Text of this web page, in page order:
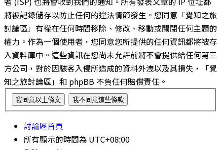
將被記錄儲存以防止任何的違法情節發生。您同意「覺知之旅
討論區」有權在任何時間移除、修改、移動或關閉任何主題的
權力。作為一個使用者，您同意您所提供的任何資訊都將被存
入資料庫中。這些資訊在您尚未允許前將不會提供給任何第三
方公司，對於因駭客入侵所造成的資料外洩以及其損失，「覺
知之旅討論區」和 phpBB 不負任何賠償責任。
討論區首頁
所有顯示的時間為 UTC+08:00